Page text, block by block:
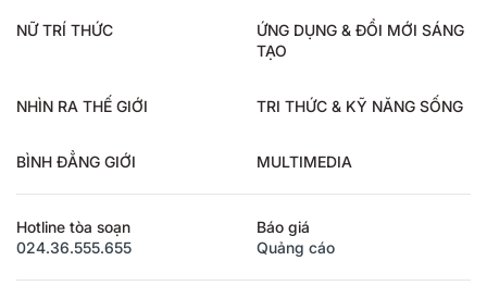
NỮ TRÍ THỨC
ỨNG DỤNG & ĐỔI MỚI SÁNG
TẠO
NHÌN RA THẾ GIỚI TRI THỨC & KỸ NĂNG SỐNG
BÌNH ĐẲNG GIỚI MULTIMEDIA
Hotline tòa soạn
024.36.555.655
Báo giá
Quảng cáo